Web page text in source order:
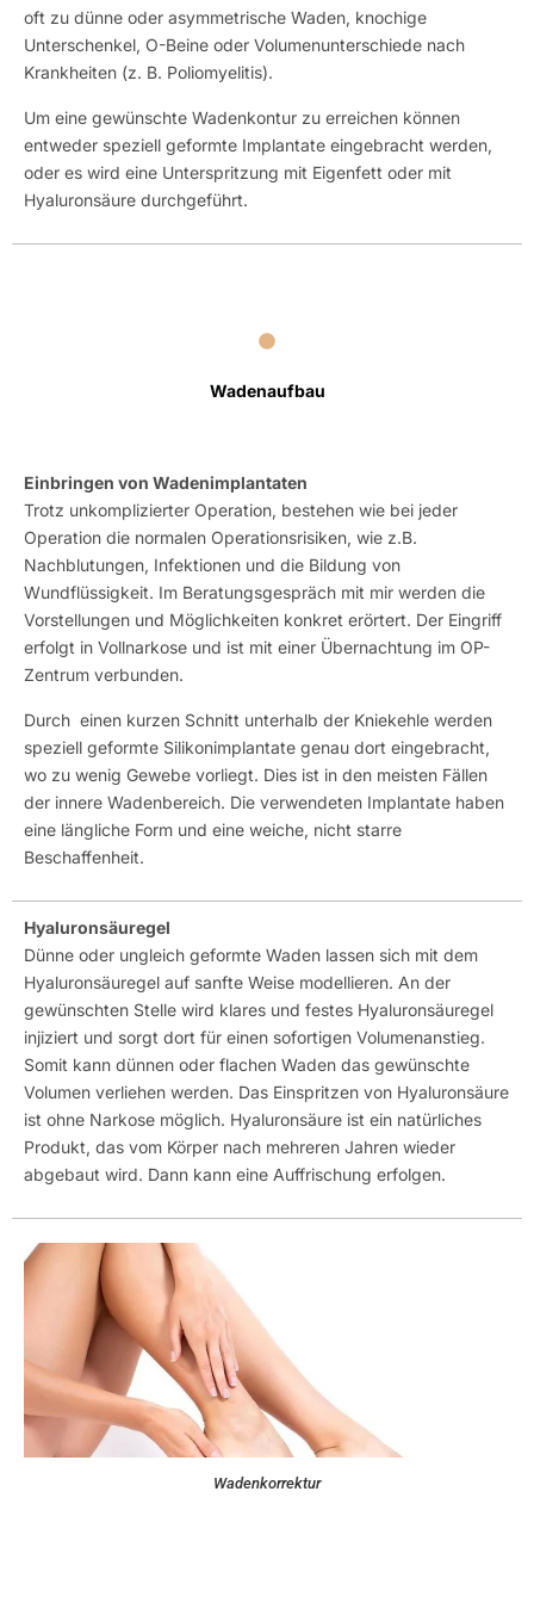
oft zu dünne oder asymmetrische Waden, knochige
Unterschenkel, O-Beine oder Volumenunterschiede nach
Krankheiten (z. B. Poliomyelitis).
Um eine gewünschte Wadenkontur zu erreichen können
entweder speziell geformte Implantate eingebracht werden,
oder es wird eine Unterspritzung mit Eigenfett oder mit
Hyaluronsäure durchgeführt.
Wadenaufbau
Einbringen von Wadenimplantaten
Trotz unkomplizierter Operation, bestehen wie bei jeder
Operation die normalen Operationsrisiken, wie z.B.
Nachblutungen, Infektionen und die Bildung von
Wundflüssigkeit. Im Beratungsgespräch mit mir werden die
Vorstellungen und Möglichkeiten konkret erörtert. Der Eingriff
erfolgt in Vollnarkose und ist mit einer Übernachtung im OP-
Zentrum verbunden.
Durch einen kurzen Schnitt unterhalb der Kniekehle werden
speziell geformte Silikonimplantate genau dort eingebracht,
wo zu wenig Gewebe vorliegt. Dies ist in den meisten Fällen
der innere Wadenbereich. Die verwendeten Implantate haben
eine längliche Form und eine weiche, nicht starre
Beschaffenheit.
Hyaluronsäuregel
Dünne oder ungleich geformte Waden lassen sich mit dem
Hyaluronsäuregel auf sanfte Weise modellieren. An der
gewünschten Stelle wird klares und festes Hyaluronsäuregel
injiziert und sorgt dort für einen sofortigen Volumenanstieg.
Somit kann dünnen oder flachen Waden das gewünschte
Volumen verliehen werden. Das Einspritzen von Hyaluronsäure
ist ohne Narkose möglich. Hyaluronsäure ist ein natürliches
Produkt, das vom Körper nach mehreren Jahren wieder
abgebaut wird. Dann kann eine Auffrischung erfolgen.
Wadenkorrektur